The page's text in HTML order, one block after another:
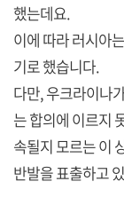
했는데요.
이에 따라 러시아
기로 했습니다.
다만, 우크라이나
는 합의에 이르지
속될지 모르는 이
반발을 표출하고